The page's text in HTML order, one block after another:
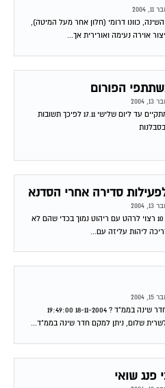
כוונו דרומי (חלון אחר מעל המיטה),
אוירה נעימה ואורירית אך...
2004
סדירה אחרי הסדנא
2004
חדר ילדים את החדרים לילדים עד גיל 10 רצוי לרהט עם ריהוט נמוך בכדי שהם לא
ליהות עליזה עם...
פנג שואי
2004